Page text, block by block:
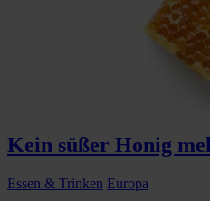
Kein süßer Honig
Essen & Trinken Europa